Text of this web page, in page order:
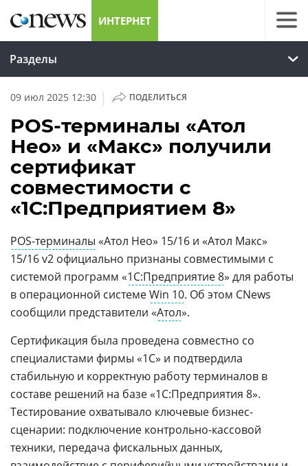
ИНТЕРНЕТ
Разделы
09 июл 2025 12:30 | ПОДЕЛИТЬСЯ
POS-терминалы «Атол
Нео» и «Макс» получили
сертификат
совместимости с
«1С:Предприятием 8»
POS-терминалы «Атол Нео» 15/16 и «Атол Макс»
15/16 v2 официально признаны совместимыми с
системой программ «1С:Предприятие 8» для работы
в операционной системеWin 10. Об этом CNews
сообщили представители «Атол».
Сертификация была проведена совместно со
специалистами фирмы «1С» и подтвердила
стабильную и корректную работу терминалов в
составе решений на базе «1С:Предприятия 8».
Тестирование охватывало ключевые бизнес-
сценарии: подключение контрольно-кассовой
техники, передача фискальных данных,